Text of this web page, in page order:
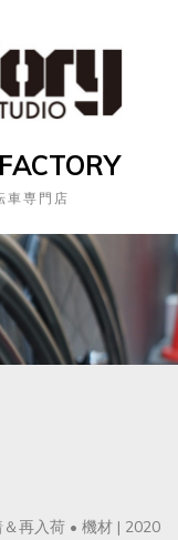
車専門店
再入荷 • 機材 | 2020